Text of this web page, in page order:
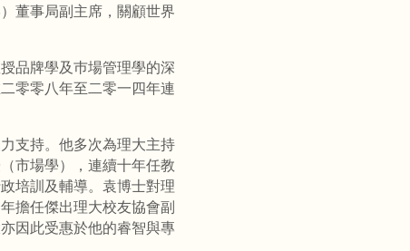
董事局副主席，關顧世界
品牌學及巿場管理學的深
零零八年至二零一四年連
支持。他多次為理大主持
市場學），連續十年任教
培訓及輔導。袁博士對理
擔任傑出理大校友協會副
因此受惠於他的睿智與專